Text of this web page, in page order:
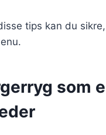
tips kan du
som